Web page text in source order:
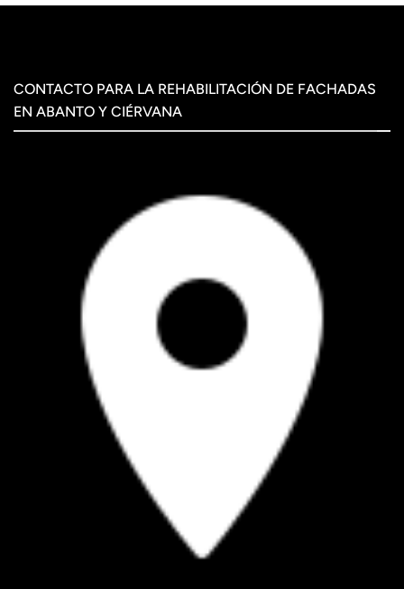
CONTACTO PARA LA REHABILITACIÓN DE FACHADAS
EN ABANTO Y CIÉRVANA